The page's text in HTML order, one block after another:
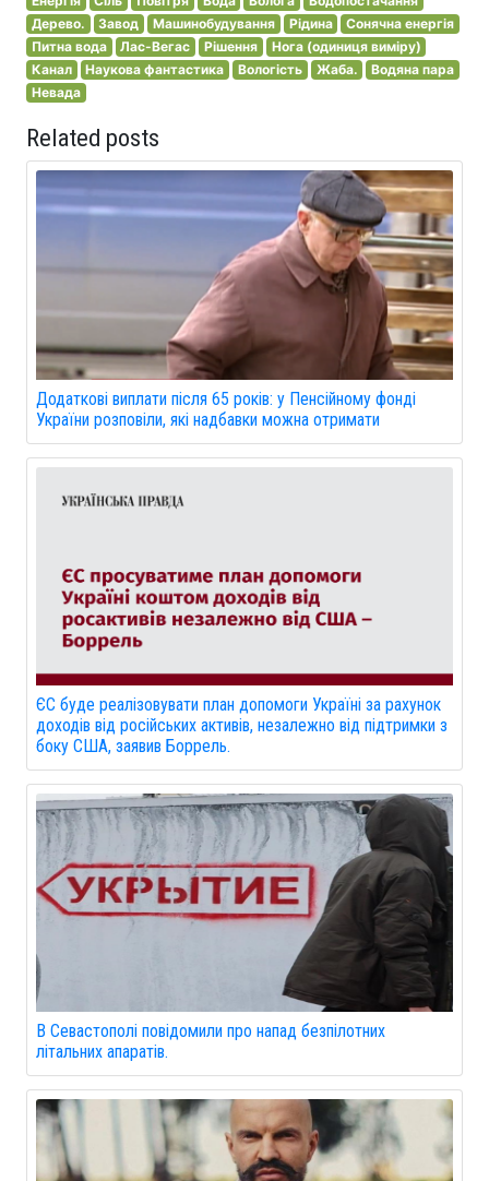
Дерево.
Завод Машинобудування Рідина
Сонячна енергія
Питна вода
Лас-Вегас Рішення
Нога (одиниця виміру)
Канал
Наукова фантастика Вологість Жаба.
Водяна пара
Невада
Related posts
Додаткові виплати після 65 років: у Пенсійному фонді
України розповіли, які надбавки можна отримати
ЄС буде реалізовувати план допомоги Україні за рахунок
доходів від російських активів, незалежно від підтримки з
боку США, заявив Боррель.
В Севастополі повідомили про напад безпілотних
літальних апаратів.